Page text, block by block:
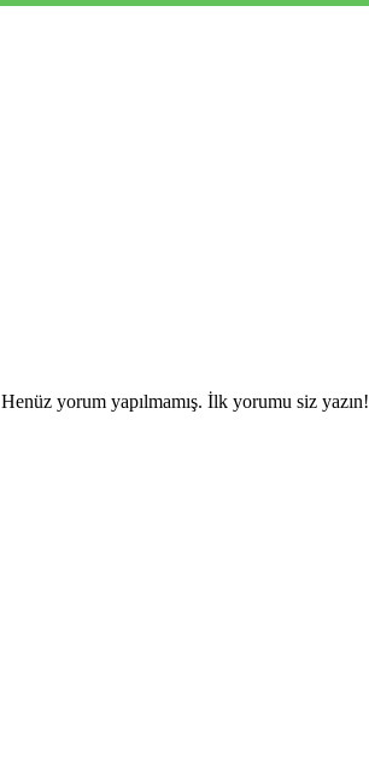
Henüz yorum yapılmamış. İlk yorumu siz yazın!